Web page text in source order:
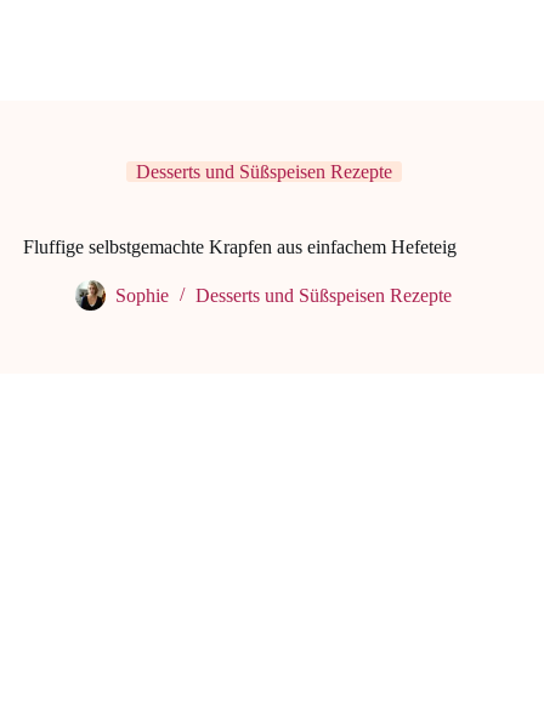
Desserts und Süßspeisen Rezepte
Fluffige selbstgemachte Krapfen aus einfachem Hefeteig
Sophie Desserts und Süßspeisen Rezepte